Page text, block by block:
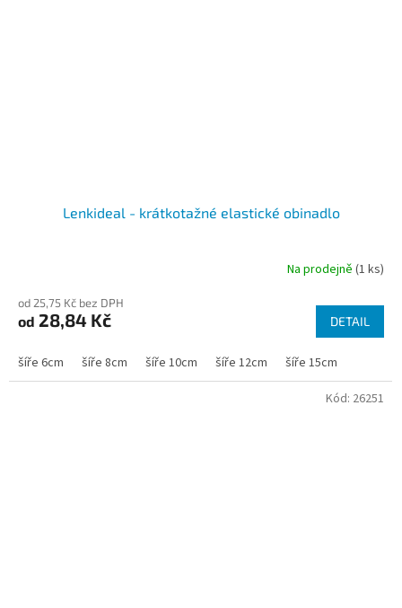
Lenkideal - krátkotažné elastické obinadlo
Na prodejně (1 ks)
od 25,75 Kč bez DPH
od 28,84 Kč DETAIL
šíře 6cm šíře 8cm šíře 10cm šíře 12cm šíře 15cm
Kód: 26251